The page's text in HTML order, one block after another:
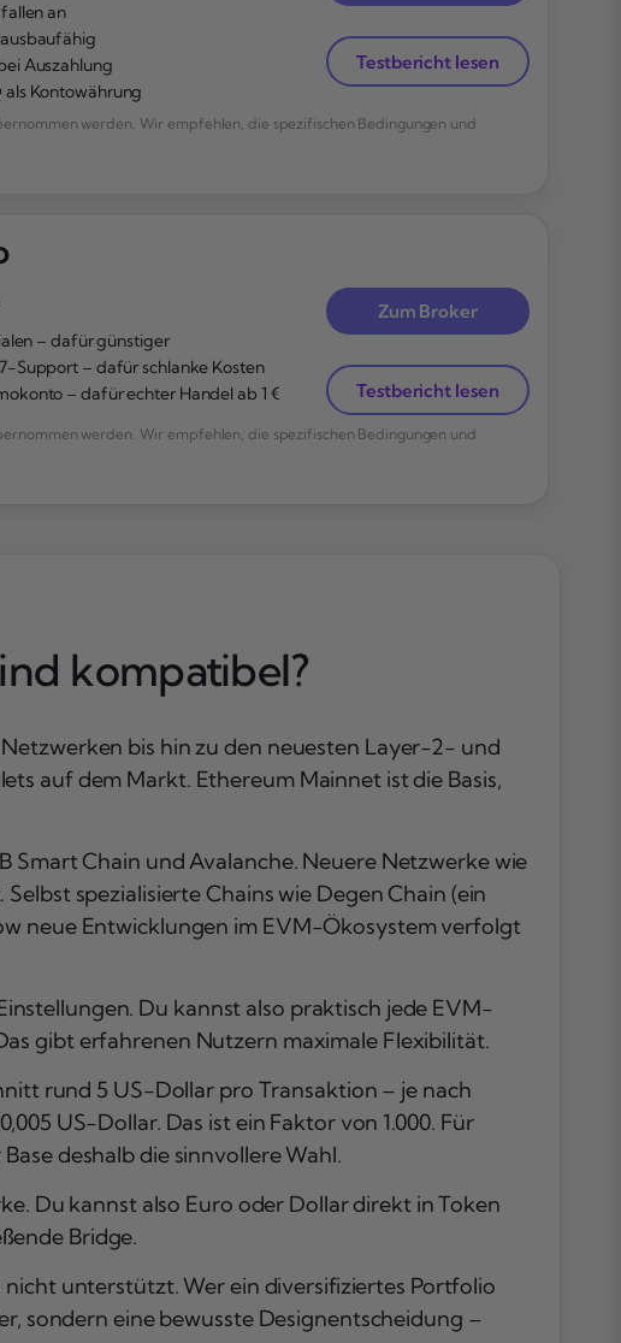
an
Auszahlung
als Kontowährung
Testbericht lesen
werden. Wir empfehlen, die spezifischen Bedingungen und
– dafür günstiger
Support – dafür schlanke Kosten
– dafür echter Handel ab 1 €
Zum Broker
Testbericht lesen
werden. Wir empfehlen, die spezifischen Bedingungen und
kompatibel?
bis hin zu den neuesten Layer-2- und
auf dem Markt. Ethereum Mainnet ist die Basis,
Chain und Avalanche. Neuere Netzwerke wie
spezialisierte Chains wie Degen Chain (ein
neue Entwicklungen im EVM-Ökosystem verfolgt
Du kannst also praktisch jede EVM-
gibt erfahrenen Nutzern maximale Flexibilität.
rund 5 US-Dollar pro Transaktion – je nach
US-Dollar. Das ist ein Faktor von 1.000. Für
deshalb die sinnvollere Wahl.
Du kannst also Euro oder Dollar direkt in Token
Bridge.
unterstützt. Wer ein diversifiziertes Portfolio
sondern eine bewusste Designentscheidung –